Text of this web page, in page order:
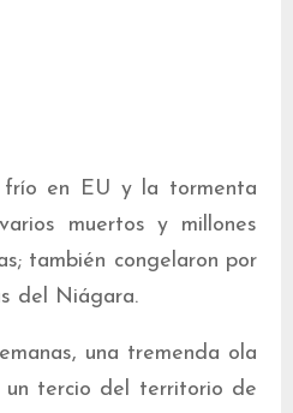
en EU y la tormenta
muertos y millones
también congelaron por
del Niágara.
una tremenda ola
tercio del territorio de